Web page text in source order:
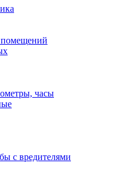
помещений
часы
с вредителями